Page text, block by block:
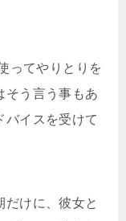
ってやりとりを
そう言う事もあ
バイスを受けて
だけに、彼女と